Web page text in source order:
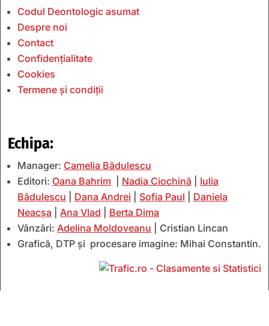
Codul Deontologic asumat
Despre noi
Contact
Confidențialitate
Cookies
Termene și condiții
Echipa:
Manager: Camelia Bădulescu
Editori: Oana Bahrim Nadia Ciochină
Iulia
Bădulescu
Dana Andrei Sofia Paul
Daniela
Neacșa
Ana Vlad
Berta Dima
Vânzări: Adelina Moldoveanu | Cristian Lincan
Grafică, DTP și procesare imagine: Mihai Constantin.